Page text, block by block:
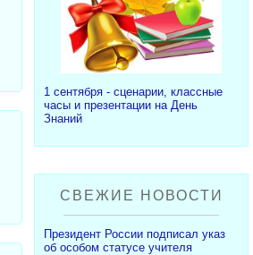
1 сентября - сценарии, классные
часы и презентации на День
Знаний
СВЕЖИЕ НОВОСТИ
Президент России подписал указ
об особом статусе учителя